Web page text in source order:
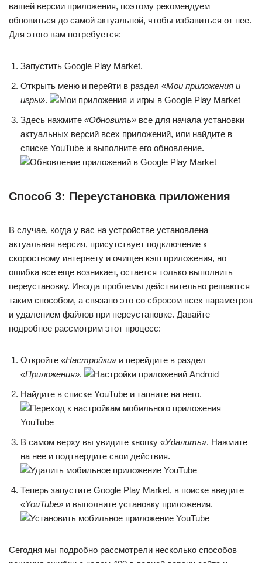
вашей версии приложения, поэтому рекомендуем
обновиться до самой актуальной, чтобы избавиться от нее.
Для этого вам потребуется:
Запустить Google Play Market.
Открыть меню и перейти в раздел «Мои приложения и
игры».
Здесь нажмите «Обновить» все для начала установки
актуальных версий всех приложений, или найдите в
списке YouTube и выполните его обновление.
Способ 3: Переустановка приложения
В случае, когда у вас на устройстве установлена
актуальная версия, присутствует подключение к
скоростному интернету и очищен кэш приложения, но
ошибка все еще возникает, остается только выполнить
переустановку. Иногда проблемы действительно решаются
таким способом, а связано это со сбросом всех параметров
и удалением файлов при переустановке. Давайте
подробнее рассмотрим этот процесс:
Откройте «Настройки» и перейдите в раздел
«Приложения».
Найдите в списке YouTube и тапните на него.
В самом верху вы увидите кнопку «Удалить». Нажмите
на нее и подтвердите свои действия.
Теперь запустите Google Play Market, в поиске введите
«YouTube» и выполните установку приложения.
Сегодня мы подробно рассмотрели несколько способов